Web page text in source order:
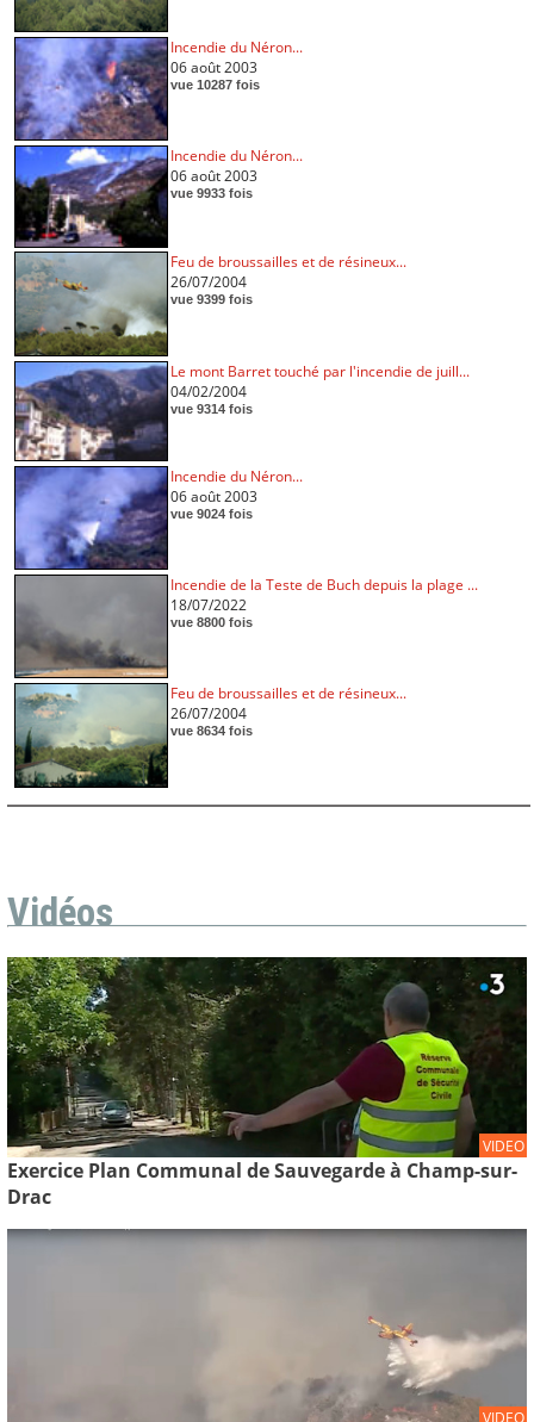
Incendie du Néron...
06 août 2003
vue 10287 fois
Incendie du Néron...
06 août 2003
vue 9933 fois
Feu de broussailles et de résineux...
26/07/2004
vue 9399 fois
Le mont Barret touché par l'incendie de juill...
04/02/2004
vue 9314 fois
Incendie du Néron...
06 août 2003
vue 9024 fois
Incendie de la Teste de Buch depuis la plage ...
18/07/2022
vue 8800 fois
Feu de broussailles et de résineux...
26/07/2004
vue 8634 fois
Vidéos
VIDEO
Exercice Plan Communal de Sauvegarde à Champ-sur-
Drac
VIDEO